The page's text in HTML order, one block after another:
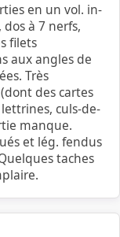
en un vol. in-
à 7 nerfs,
filets
aux angles de
Très
des cartes
culs-de-
manque.
et lég. fendus
taches